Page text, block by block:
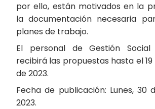
por ello, están motivados en la
la documentación necesaria
planes de trabajo.
El personal de Gestión
recibirá las propuestas hasta el
de 2023.
Fecha de publicación: Lunes, 30
2023.